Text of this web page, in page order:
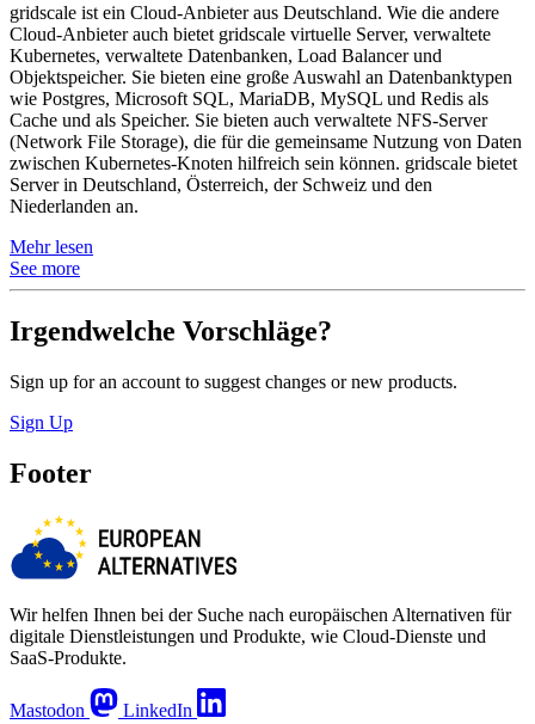
gridscale ist ein Cloud-Anbieter aus Deutschland. Wie die andere
Cloud-Anbieter auch bietet gridscale virtuelle Server, verwaltete
Kubernetes, verwaltete Datenbanken, Load Balancer und
Objektspeicher. Sie bieten eine große Auswahl an Datenbanktypen
wie Postgres, Microsoft SQL, MariaDB, MySQL und Redis als
Cache und als Speicher. Sie bieten auch verwaltete NFS-Server
(Network File Storage), die für die gemeinsame Nutzung von Daten
zwischen Kubernetes-Knoten hilfreich sein können. gridscale bietet
Server in Deutschland, Österreich, der Schweiz und den
Niederlanden an.
Mehr lesen
See more
Irgendwelche Vorschläge?
Sign up for an account to suggest changes or new products.
Sign Up
Footer
Wir helfen Ihnen bei der Suche nach europäischen Alternativen für
digitale Dienstleistungen und Produkte, wie Cloud-Dienste und
SaaS-Produkte.
Mastodon LinkedIn